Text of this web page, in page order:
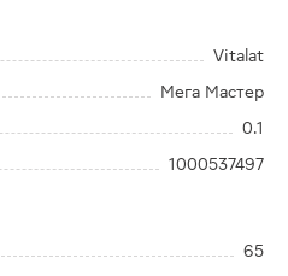
Vitalat
Мега Мастер
0.1
1000537497
65